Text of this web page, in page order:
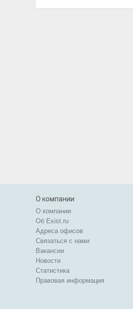
О компании
О компании
Об Exist.ru
Адреса офисов
Связаться с нами
Вакансии
Новости
Статистика
Правовая информация